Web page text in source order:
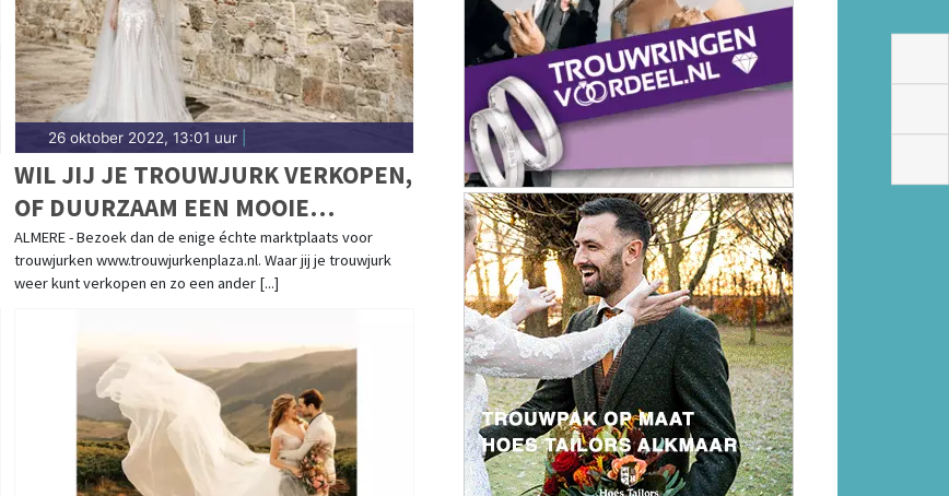
26 oktober 2022, 13:01 uur|
WIL JIJ JE TROUWJURK VERKOPEN,
OF DUURZAAM EEN MOOIE
BRUIDSJURK KOPEN?
ALMERE - Bezoek dan de enige échte marktplaats voor
trouwjurken www.trouwjurkenplaza.nl. Waar jij je trouwjurk
weer kunt verkopen en zo een ander [...]